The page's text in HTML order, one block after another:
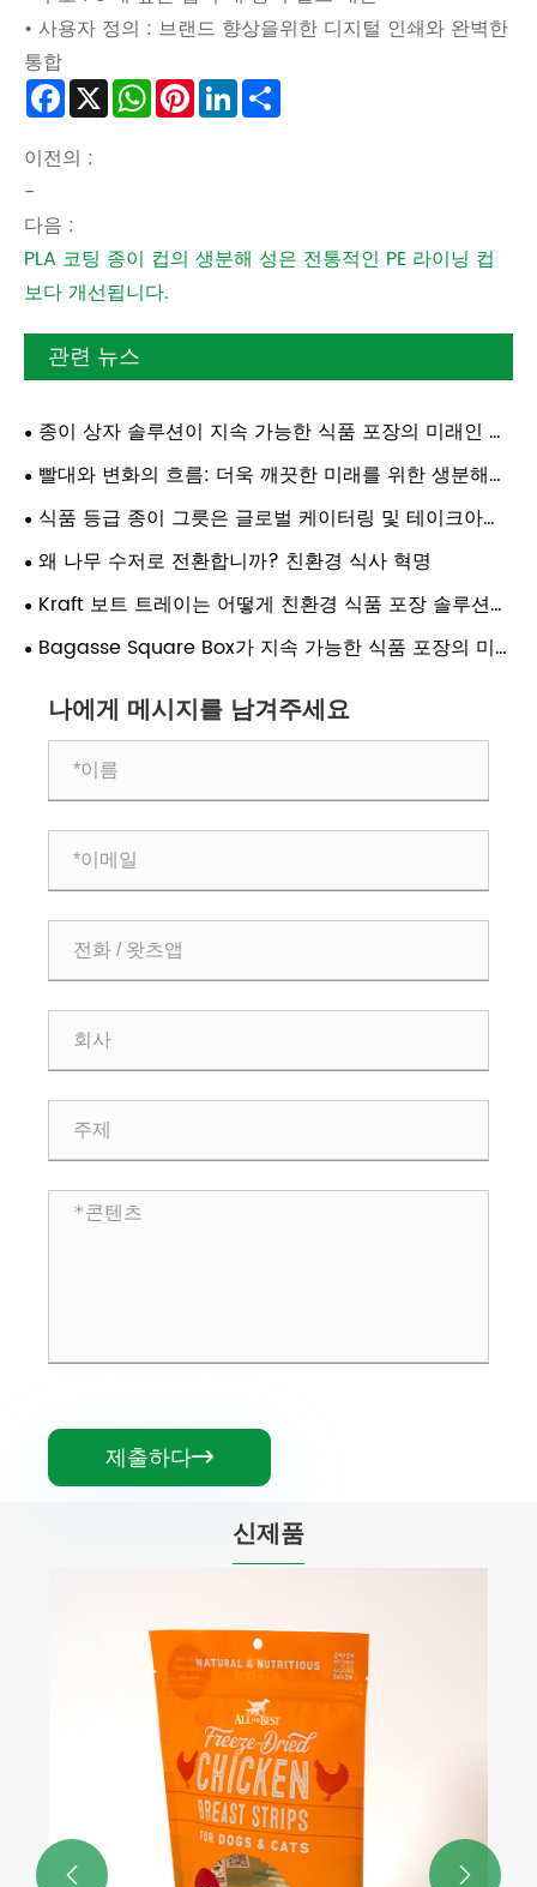
• 사용자 정의 : 브랜드 향상을위한 디지털 인쇄와 완벽한
통합
Facebook
X WhatsApp
PinterestLinkedIn
이전의 :
-
다음 :
PLA 코팅 종이 컵의 생분해 성은 전통적인 PE 라이닝 컵
보다 개선됩니다.
관련 뉴스
종이 상자 솔루션이 지속 가능한 식품 포장의 미래인 이
유빨대와 변화의 흐름: 더욱 깨끗한 미래를 위한 생분해성
솔루션
식품 등급 종이 그릇은 글로벌 케이터링 및 테이크아웃
운영자에게 어떤 이점을 가져올 수 있습니까?
왜 나무 수저로 전환합니까? 친환경 식사 혁명
Kraft 보트 트레이는 어떻게 친환경 식품 포장 솔루션에
혁명을 일으킬 수 있습니까?
Bagasse Square Box가 지속 가능한 식품 포장의 미
나에게 메시지를 남겨주세요
제출하다
신제품
 